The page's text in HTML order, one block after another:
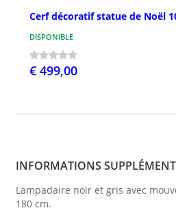
Cerf décoratif statue de Noël
DISPONIBLE
€ 499,00
INFORMATIONS
Lampadaire noir et gris avec
180 cm.